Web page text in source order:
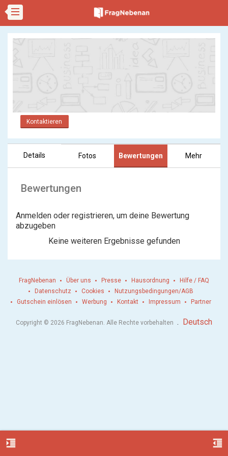
Kontaktieren
Details Fotos Bewertungen Mehr
Bewertungen
Anmelden oder registrieren, um deine Bewertung
abzugeben
Keine weiteren Ergebnisse gefunden
format_indent_increase format_indent_decrease
FragNebenan Über uns Presse Hausordnung
Hilfe / FAQ
Datenschutz
Cookies
Nutzungsbedingungen/AGB
Gutschein einlösen
Werbung Kontakt Impressum Partner
Copyright © 2026 FragNebenan. Alle Rechte vorbehalten . Deutsch